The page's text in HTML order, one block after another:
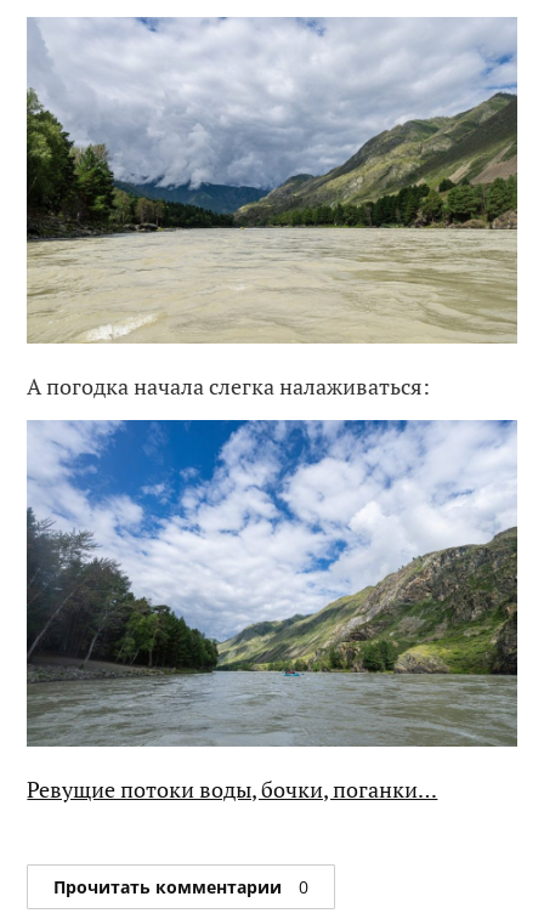
А погодка начала слегка налаживаться:
Ревущие потоки воды, бочки, поганки…
Прочитать комментарии 0